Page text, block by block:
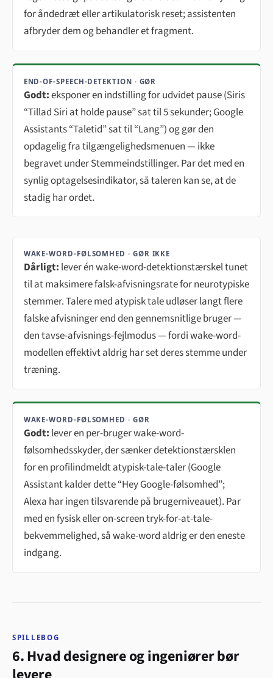
for åndedræt eller artikulatorisk reset; assistenten
afbryder dem og behandler et fragment.
END-OF-SPEECH-DETEKTION · GØR
Godt:eksponer en indstilling for udvidet pause (Siris
“Tillad Siri at holde pause” sat til 5 sekunder; Google
Assistants “Taletid” sat til “Lang”) og gør den
opdagelig fra tilgængelighedsmenuen — ikke
begravet under Stemmeindstillinger. Par det med en
synlig optagelsesindikator, så taleren kan se, at de
stadig har ordet.
WAKE-WORD-FØLSOMHED · GØR IKKE
Dårligt: lever én wake-word-detektionstærskel tunet
til at maksimere falsk-afvisningsrate for neurotypiske
stemmer. Talere med atypisk tale udløser langt flere
falske afvisninger end den gennemsnitlige bruger —
den tavse-afvisnings-fejlmodus — fordi wake-word-
modellen effektivt aldrig har set deres stemme under
træning.
WAKE-WORD-FØLSOMHED · GØR
Godt: lever en per-bruger wake-word-
følsomhedsskyder, der sænker detektionstærsklen
for en profilindmeldt atypisk-tale-taler (Google
Assistant kalder dette “Hey Google-følsomhed”;
Alexa har ingen tilsvarende på brugerniveauet). Par
med en fysisk eller on-screen tryk-for-at-tale-
bekvemmelighed, så wake-word aldrig er den eneste
indgang.
SPILLEBOG
6. Hvad designere og ingeniører bør